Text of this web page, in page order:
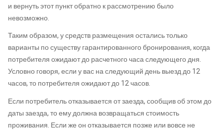
и вернуть этот пункт обратно к рассмотрению было
невозможно.
Таким образом, у средств размещения остались только
варианты по существу гарантированного бронирования, когда
потребителя ожидают до расчетного часа следующего дня.
Условно говоря, если у вас на следующий день выезд до 12
часов, то потребителя ожидают до 12 часов.
Если потребитель отказывается от заезда, сообщив об этом до
даты заезда, то ему должна возвращаться стоимость
проживания. Если же он отказывается позже или вовсе не